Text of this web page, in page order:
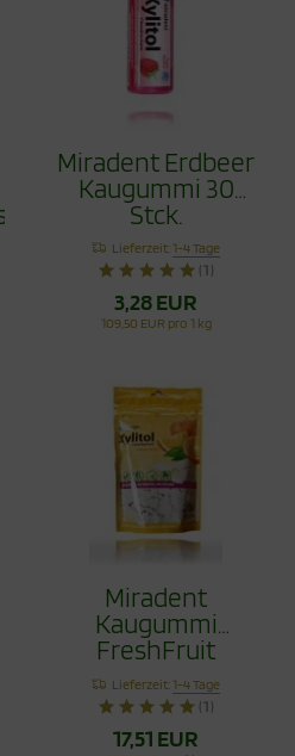
Miradent Erdbeer
Kaugummi 30
Stck.
Lieferzeit:1-4 Tage
(1)
3,28 EUR
109,50 EUR pro 1 kg
Miradent
Kaugummi
FreshFruit
Nachfüllpack 200
Stck.
Lieferzeit:1-4 Tage
(1)
17,51 EUR